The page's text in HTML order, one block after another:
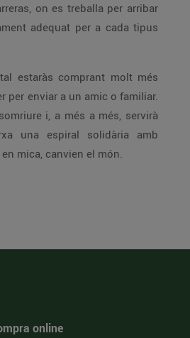
on es treballa per arribar
adequat per a cada tipus
estaràs comprant molt més
per enviar a un amic o familiar.
i, a més a més, servirà
una espiral solidària amb
mica, canvien el món.
online